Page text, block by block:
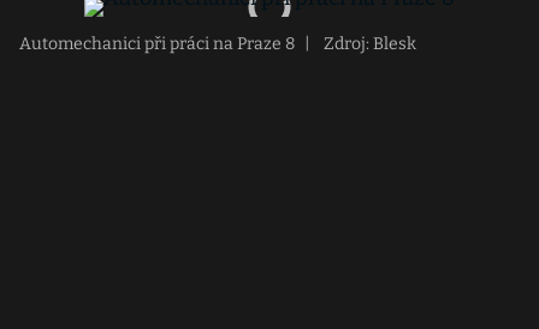
Automechanici při práci na Praze 8 Zdroj: Blesk